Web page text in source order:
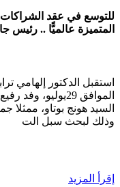
للتوسع في عقد
المتميزة عالميًّا .. رئيس
استقبل الدكتور إلهامي
الموافق
السيد هونج بوتاو، ممثلا
وذلك لبحث سبل الت
إقرأ المزيد